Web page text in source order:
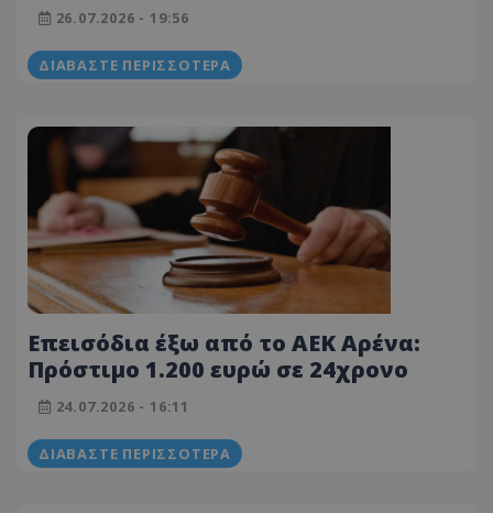
και σε 26χρονο
26.07.2026 - 19:56
ΔΙΑΒΆΣΤΕ ΠΕΡΙΣΣΌΤΕΡΑ
Επεισόδια έξω από το ΑΕΚ Αρένα:
Πρόστιμο 1.200 ευρώ σε 24χρονο
24.07.2026 - 16:11
ΔΙΑΒΆΣΤΕ ΠΕΡΙΣΣΌΤΕΡΑ